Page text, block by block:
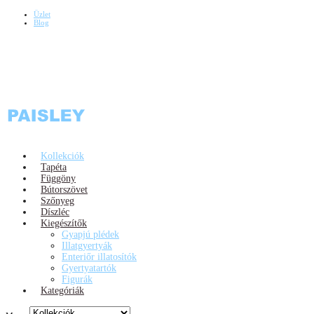
Üzlet
Blog
Kollekciók
Tapéta
Függöny
Bútorszövet
Szőnyeg
Díszléc
Kiegészítők
Gyapjú plédek
Illatgyertyák
Enteriőr illatosítók
Gyertyatartók
Figurák
Kategóriák